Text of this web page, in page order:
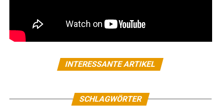
INTERESSANTE ARTIKEL
SCHLAGWÖRTER